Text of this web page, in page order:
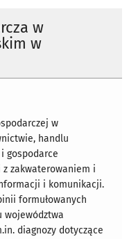
w
w
w
handlu
gospodarce
z zakwaterowaniem i
i komunikacji.
formułowanych
województwa
diagnozy dotyczące